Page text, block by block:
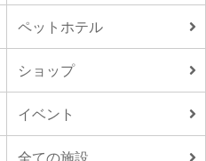
ペットホテル
ショップ
イベント